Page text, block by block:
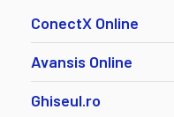
ConectX Online
Avansis Online
Ghiseul.ro